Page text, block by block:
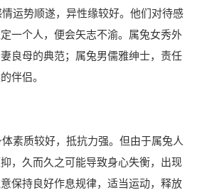
运势顺遂，异性缘较好。他们对待感
一个人，便会矢志不渝。属兔女秀外
良母的典范；属兔男儒雅绅士，责任
伴侣。
素质较好，抵抗力强。但由于属兔人
，久而久之可能导致身心失衡，出现
保持良好作息规律，适当运动，释放